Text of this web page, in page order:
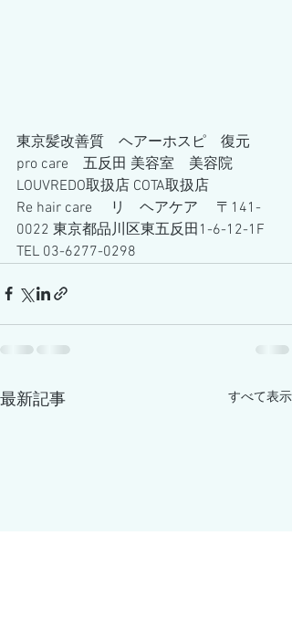
東京髪改善質　ヘアーホスピ　復元
pro care　五反田 美容室　美容院
LOUVREDO取扱店 COTA取扱店
Re hair care 　リ　ヘアケア　 〒141-
0022 東京都品川区東五反田1-6-12-1F
TEL 03-6277-0298
最新記事 すべて表示